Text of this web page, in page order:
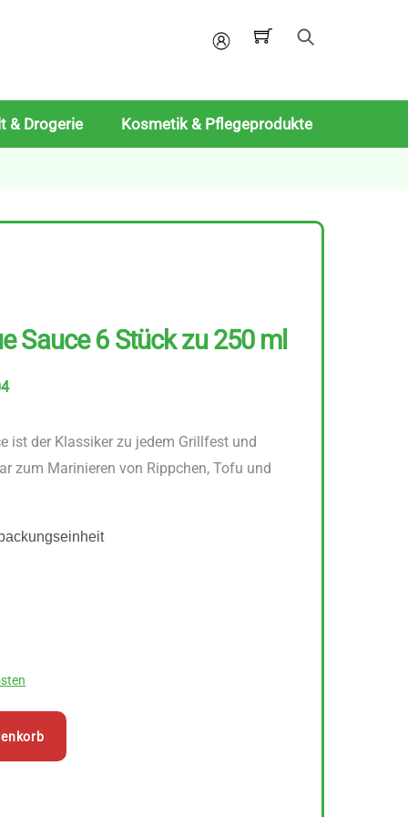
Mein
& Drogerie Kosmetik & Pflegeprodukte
Sauce 6 Stück zu 250 ml
ist der Klassiker zu jedem Grillfest und
zum Marinieren von Rippchen, Tofu und